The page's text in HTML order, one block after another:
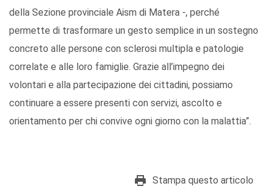
della Sezione provinciale Aism di Matera -, perché
permette di trasformare un gesto semplice in un sostegno
concreto alle persone con sclerosi multipla e patologie
correlate e alle loro famiglie. Grazie all’impegno dei
volontari e alla partecipazione dei cittadini, possiamo
continuare a essere presenti con servizi, ascolto e
orientamento per chi convive ogni giorno con la malattia”.
Stampa questo articolo